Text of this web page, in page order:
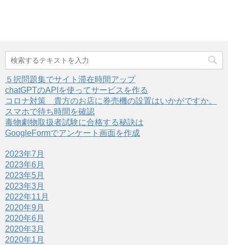
５択問題集でサイト滞在時間アップ
chatGPTのAPIを使ってサービスを作る
コロナ対策 貴方のお店に券売機の設置はいかがですか。
スマホで待ち時間を確認
毒物劇物取扱者試験に合格する秘訣は
GoogleFormでアンケート画面を作成
2023年7月
2023年6月
2023年5月
2023年3月
2022年11月
2020年9月
2020年6月
2020年3月
2020年1月